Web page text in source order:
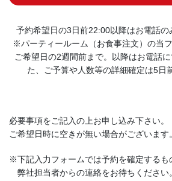
予約希望日の3日前22:00以降はお電話の
※パーティールーム（お食事注文）の当
ご希望日の2週間前まで。以降はお電話
た、ご予算や人数等の詳細確定は5日
必要事項をご記入の上お申し込み下さい。
ご希望日時に空きが無い場合がございます。
※下記入力フォームでは予約を確定するも
弊社担当者からの連絡をお待ちください。